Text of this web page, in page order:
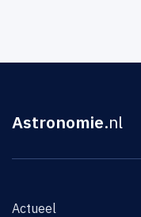
Astronomie.nl
Actueel